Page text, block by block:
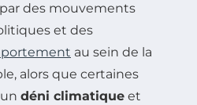
des mouvements
et des
au sein de la
alors que certaines
déni climatique et